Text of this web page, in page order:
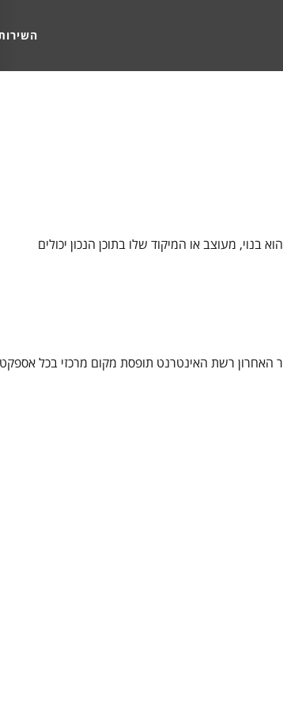
מעוצב או המיקוד שלו בתוכן הנכון יכולים
האחרון רשת האינטרנט תופסת מקום מרכזי בכל אספקט